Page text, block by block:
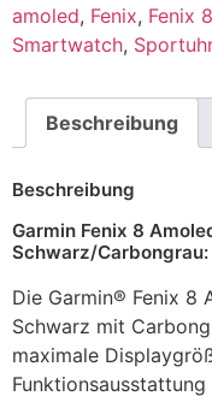
amoled, Fenix, Fenix 8
Smartwatch,
Beschreibung
Beschreibung
Garmin Fenix 8
Schwarz/
Die Garmin® Fenix 8
Schwarz mit
maximale
Funktionsausstattung